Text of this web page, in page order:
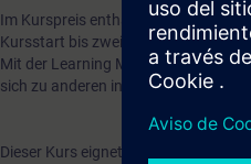
Im Kurspreis enthalten: Ein
Kursstart bis zwei Wochen nach
Mit der Learning Membership
sich zu anderen interessanten
Dieser Kurs eignet sich für Anwender